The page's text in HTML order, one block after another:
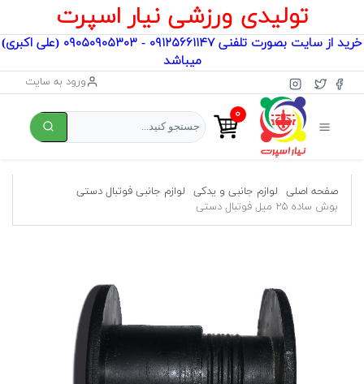
تولیدی ورزشی نیار اسپرت
خرید از سایت بصورت تلفنی ۰۹۱۲۵۶۶۱۱۴۷ - ۰۹۰۵۰۹۰۵۳۰۳ (علی اکبری)
میباشد
ورود به سایت
۰
صفحه اصلی لوازم جانبی و یدکی
لوازم جانبی فوتبال دستی
بوش ساده ۲۵ میل فوتبال دستی